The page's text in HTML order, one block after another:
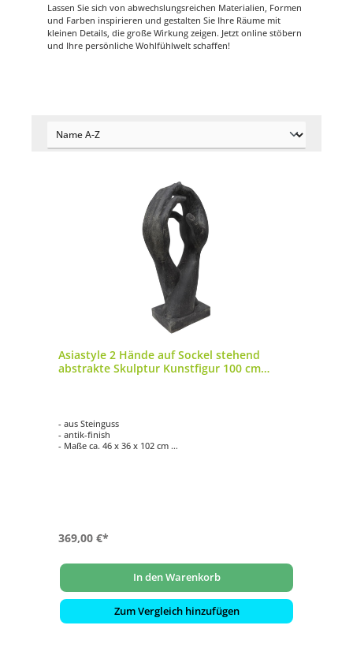
Lassen Sie sich von abwechslungsreichen Materialien, Formen
und Farben inspirieren und gestalten Sie Ihre Räume mit
kleinen Details, die große Wirkung zeigen. Jetzt online stöbern
und Ihre persönliche Wohlfühlwelt schaffen!
Asiastyle 2 Hände auf Sockel stehend
abstrakte Skulptur Kunstfigur 100 cm
- aus Steinguss
- antik-finish
- Maße ca. 46 x 36 x 102 cm
369,00 €*
In den Warenkorb
Zum Vergleich hinzufügen